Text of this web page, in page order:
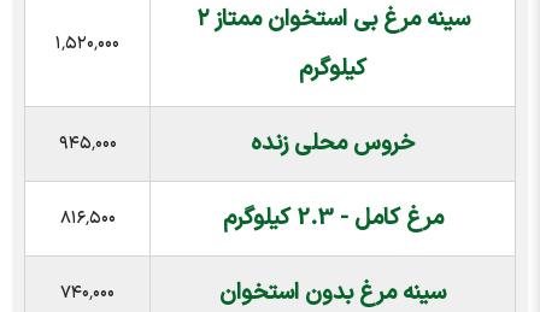
سینه مرغ بی استخوان ممتاز ۲
کیلوگرم
۱٬۵۲۰٬۰۰۰
خروس محلی زنده ۹۴۵٬۰۰۰
مرغ کامل - 2.3 کیلوگرم ۸۱۶٬۵۰۰
سینه مرغ بدون استخوان ۷۴۰٬۰۰۰